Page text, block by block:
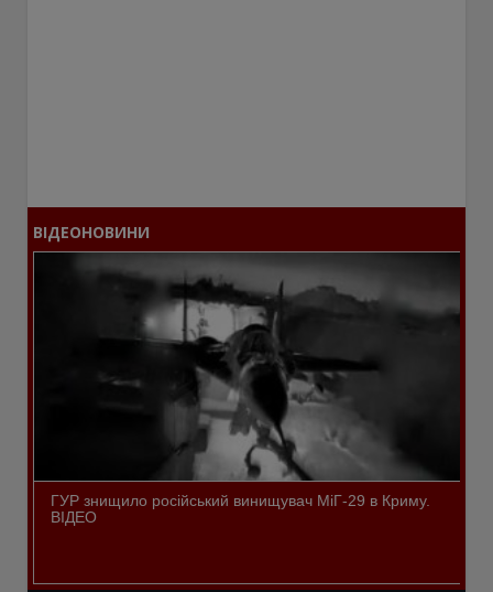
ВІДЕОНОВИНИ
ГУР знищило російський винищувач МіГ-29 в Криму.
ВІДЕО